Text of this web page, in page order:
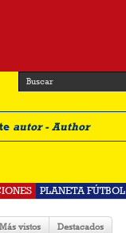
autor - Author
PLANETA FÚTBOL
Más vistos Destacados